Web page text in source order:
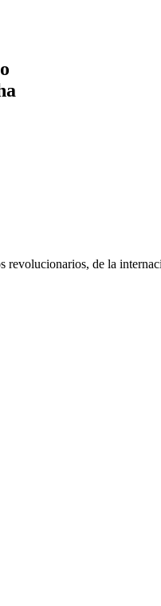
revolucionarios, de la